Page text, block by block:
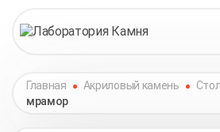
Главная Акриловый камень
мрамор